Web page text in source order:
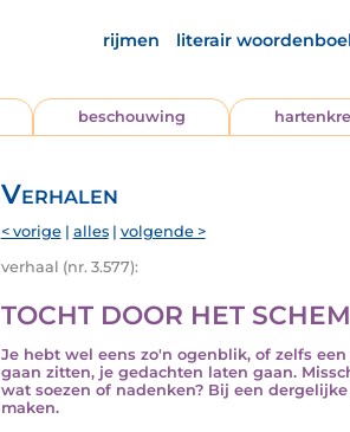
rijmen literair
beschouwing
Verhalen
< vorige| alles| volgende >
verhaal (nr. 3.577):
TOCHT DOOR HET
Je hebt wel eens zo'n ogenblik, of zelfs
gaan zitten, je gedachten laten gaan.
wat soezen of nadenken? Bij een
maken.